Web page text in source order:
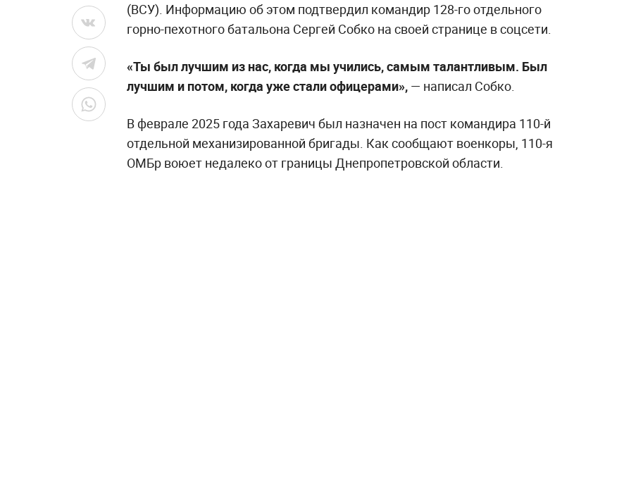
(ВСУ). Информацию об этом подтвердил командир 128-го отдельного
горно-пехотного батальона Сергей Собко на своей странице в соцсети.
«Ты был лучшим из нас, когда мы учились, самым талантливым. Был
лучшим и потом, когда уже стали офицерами», — написал Собко.
В феврале 2025 года Захаревич был назначен на пост командира 110-й
отдельной механизированной бригады. Как сообщают военкоры, 110-я
ОМБр воюет недалеко от границы Днепропетровской области.